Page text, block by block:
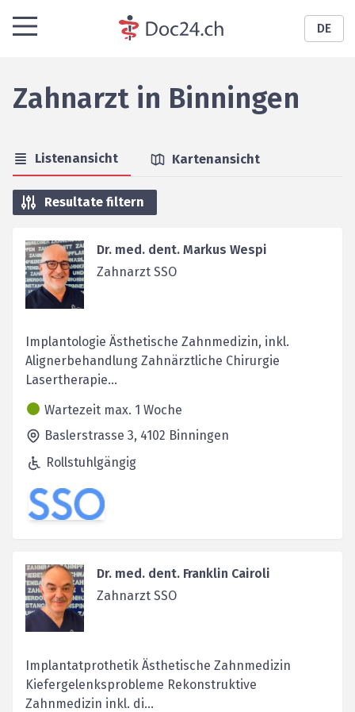
DE
Zahnarzt in Binningen
Listenansicht Kartenansicht
Resultate filtern
Dr. med. dent. Markus Wespi
Zahnarzt SSO
Implantologie Ästhetische Zahnmedizin, inkl.
Alignerbehandlung Zahnärztliche Chirurgie
Lasertherapie...
Wartezeit max. 1 Woche
Baslerstrasse 3, 4102 Binningen
Rollstuhlgängig
Dr. med. dent. Franklin Cairoli
Zahnarzt SSO
Implantatprothetik Ästhetische Zahnmedizin
Kiefergelenksprobleme Rekonstruktive
Zahnmedizin inkl. di...